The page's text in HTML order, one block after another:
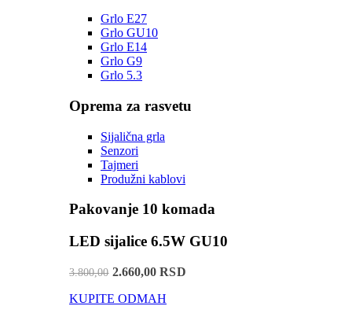
Grlo E27
Grlo GU10
Grlo E14
Grlo G9
Grlo 5.3
Oprema za rasvetu
Sijalična grla
Senzori
Tajmeri
Produžni kablovi
Pakovanje 10 komada
LED sijalice 6.5W GU10
3.800,002.660,00 RSD
KUPITE ODMAH